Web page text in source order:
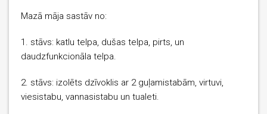
Mazā māja sastāv no:
1. stāvs: katlu telpa, dušas telpa, pirts, un
daudzfunkcionāla telpa.
2. stāvs: izolēts dzīvoklis ar 2 guļamistabām, virtuvi,
viesistabu, vannasistabu un tualeti.